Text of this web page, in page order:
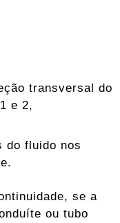
transversal do
e 2,
do fluido nos
se a
ou tubo